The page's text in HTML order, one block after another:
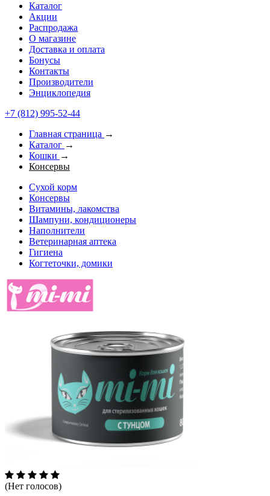
Каталог
Акции
Распродажа
О магазине
Доставка и оплата
Бонусы
Контакты
Производители
Энциклопедия
+7 (812) 995-52-44
Главная страница →
Каталог →
Кошки →
Консервы
Сухой корм
Консервы
Витамины, лакомства
Шампуни, кондиционеры
Наполнители
Ветеринарная аптека
Гигиена
Когтеточки, домики
(Нет голосов)